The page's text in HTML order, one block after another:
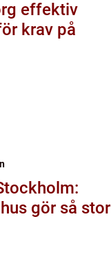
krav på
gör så stor